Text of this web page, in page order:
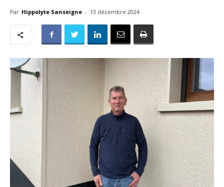
Par Hippolyte Sanseigne - 13 décembre 2024